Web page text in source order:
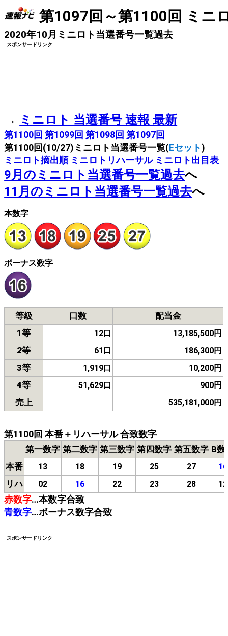
第1097回～第1100回 ミニ
2020年10月ミニロト当選番号一覧過去
スポンサードリンク
→ ミニロト 当選番号 速報 最新
第1100回 第1099回 第1098回 第1097回
第1100回(10/27)ミニロト当選番号一覧(Eセット)
ミニロト摘出順 ミニロトリハーサル ミニロト出目表
9月のミニロト当選番号一覧過去へ
11月のミニロト当選番号一覧過去へ
本数字
ボーナス数字
等級 口数
配当金
1等
12口 13,185,500円
2等 61口 186,300円
3等 1,919口 10,200円
4等 51,629口 900円
売上 535,181,000円
第1100回 本番＋リハーサル 合致数字
第一数字 第二数字 第三数字 第四数字 第五数字 B数
本番
13 18 19 25 27 16
リハ 02 16 22 23 28 12
赤数字…本数字合致
青数字…ボーナス数字合致
スポンサードリンク